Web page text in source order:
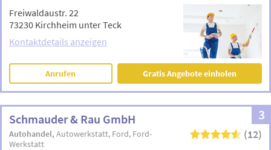
Freiwaldaustr. 22
73230 Kirchheim unter Teck
Kontaktdetails anzeigen
Anrufen Gratis Angebote einholen
3
Schmauder & Rau GmbH
Autohandel Autowerkstatt Ford Ford-
Werkstatt
(12)